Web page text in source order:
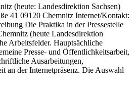
(heute: Landesdirektion Sachsen)
41 09120 Chemnitz Internet/Kontakt:
Die Praktika in der Pressestelle
(heute Landesdirektion
Arbeitsfelder. Hauptsächliche
Presse- und Öffentlichkeitsarbeit,
Ausarbeitungen,
an der Internetpräsenz. Die Auswahl